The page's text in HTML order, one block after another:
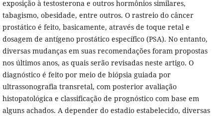
exposição à testosterona e outros hormônios similares,
tabagismo, obesidade, entre outros. O rastreio do câncer
prostático é feito, basicamente, através de toque retal e
dosagem de antígeno prostático específico (PSA). No entanto,
diversas mudanças em suas recomendações foram propostas
nos últimos anos, as quais serão revisadas neste artigo. O
diagnóstico é feito por meio de biópsia guiada por
ultrassonografia transretal, com posterior avaliação
histopatológica e classificação de prognóstico com base em
alguns achados. A depender do estadio estabelecido, diversas